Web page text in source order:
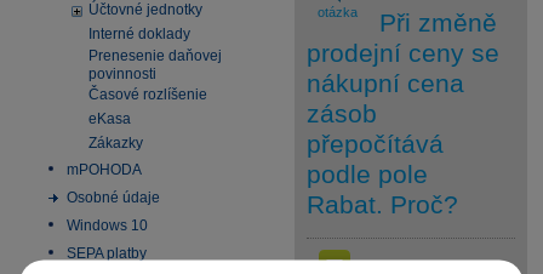
Účtovné jednotky
Interné doklady
Prenesenie daňovej
povinnosti
Časové rozlíšenie
eKasa
Zákazky
mPOHODA
Osobné údaje
Windows 10
SEPA platby
otázka
Při změně
prodejní ceny se
nákupní cena
zásob
přepočítává
podle pole
Rabat. Proč?